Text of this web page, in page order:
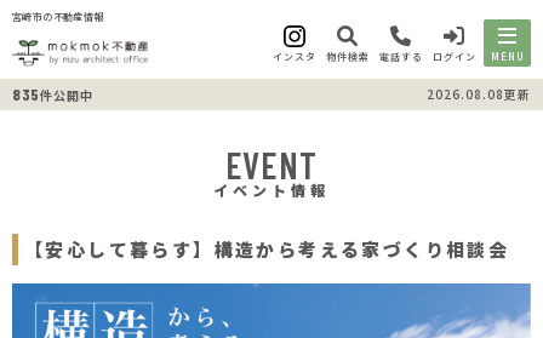
宮崎市の不動産情報
インスタ 物件検索 電話する ログイン MENU
835件公開中 2026.08.08更新
EVENT
イベント情報
【安心して暮らす】構造から考える家づくり相談会